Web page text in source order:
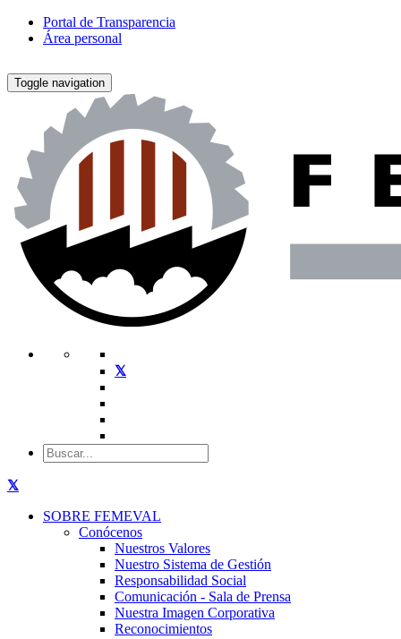
Portal de Transparencia
Área personal
Toggle navigation
SOBRE FEMEVAL
Conócenos
Nuestros Valores
Nuestro Sistema de Gestión
Responsabilidad Social
Comunicación - Sala de Prensa
Nuestra Imagen Corporativa
Reconocimientos